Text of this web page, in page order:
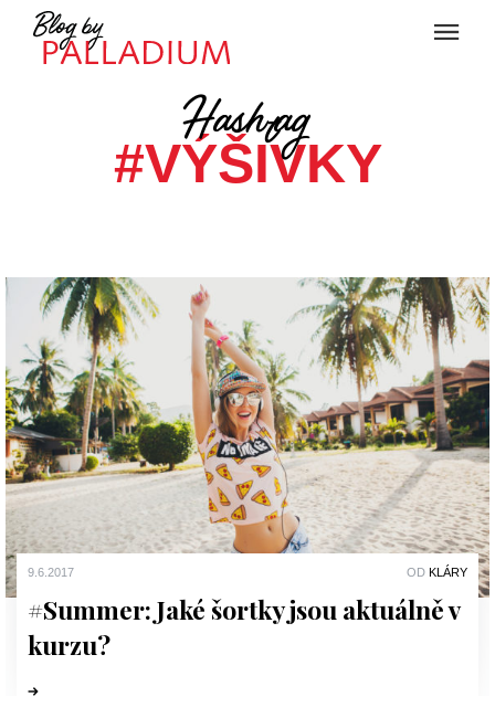
Hashtag
#VÝŠIVKY
9.6.2017 OD KLÁRY
#Summer: Jaké šortky jsou aktuálně v
kurzu?